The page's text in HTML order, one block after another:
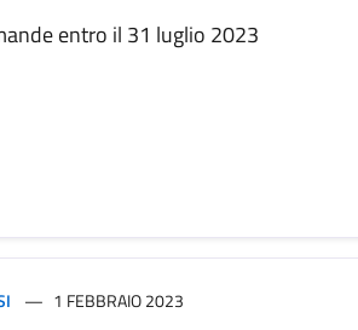
entro il 31 luglio 2023
1 FEBBRAIO 2023